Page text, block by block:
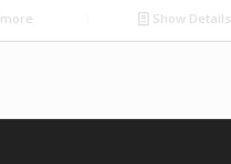
Show Details